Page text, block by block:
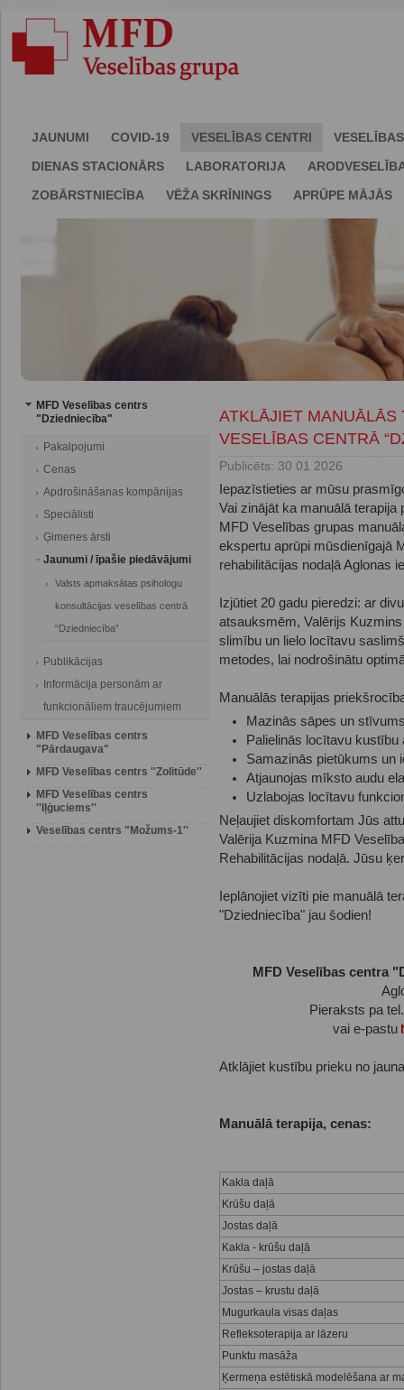
JAUNUMI COVID-19 VESELĪBAS CENTRI
DIENAS STACIONĀRS
LABORATORIJA
ZOBĀRSTNIECĪBA
VĒŽA SKRĪNINGS APRŪPE MĀJĀS
MFD Veselības centrs
"Dziedniecība"
Pakalpojumi
Cenas
Apdrošināšanas kompānijas
Speciālisti
Ģimenes ārsti
Jaunumi / īpašie piedāvājumi
Valsts apmaksātas psihologu
konsultācijas veselības centrā
“Dziedniecība”
Publikācijas
Informācija personām ar
funkcionāliem traucējumiem
MFD Veselības centrs
"Pārdaugava"
MFD Veselības centrs ''Zolitūde''
MFD Veselības centrs
''Iļģuciems''
Veselības centrs "Možums-1''
ATKLĀJIET
VESELĪBAS CENTRĀ
Publicēts: 30 01 2026
Iepazīstieties ar mūsu
Vai zinājāt ka manuālā
MFD Veselības grupas
ekspertu aprūpi mūsdienīgajā
rehabilitācijas nodaļā Aglonas
Izjūtiet 20 gadu pieredzi: ar
atsauksmēm, Valērijs
slimību un lielo locītavu
metodes, lai nodrošinātu
Manuālās terapijas
Mazinās sāpes un
Palielinās locītavu kustību
Samazinās pietūkums un
Atjaunojas mīksto audu
Uzlabojas locītavu
Neļaujiet diskomfortam Jūs
Valērija Kuzmina MFD
Rehabilitācijas nodaļā. Jūsu
Ieplānojiet vizīti pie manuālā
"Dziedniecība" jau šodien!
MFD Veselības centra
Pieraksts pa
vai e-pastu
Atklājiet kustību prieku no
Manuālā terapija, cenas:
Kakla daļā
Krūšu daļā
Jostas daļā
Kakla - krūšu daļā
Krūšu – jostas daļā
Jostas – krustu daļā
Mugurkaula visas daļas
Refleksoterapija ar lāzeru
Punktu masāža
Ķermeņa estētiskā modelēšana ar